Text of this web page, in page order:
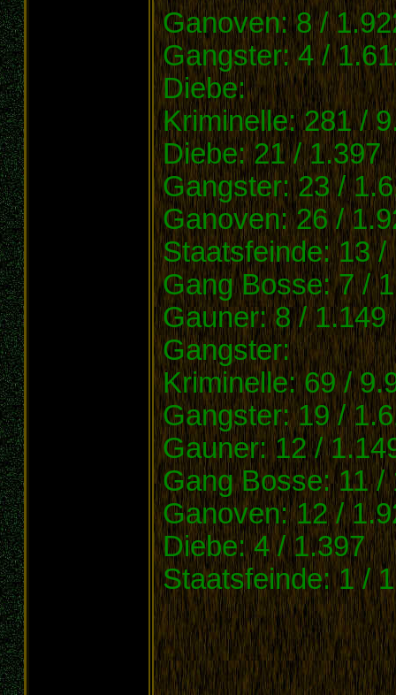
Ganoven: 8 /
Gangster: 4 /
Diebe:
Kriminelle: 281 /
Diebe: 21 / 1.397
Gangster: 23 /
Ganoven: 26 /
Staatsfeinde: 13 /
Gang Bosse: 7 /
Gauner: 8 / 1.149
Gangster:
Kriminelle: 69 /
Gangster: 19 /
Gauner: 12 /
Gang Bosse: 11 /
Ganoven: 12 /
Diebe: 4 / 1.397
Staatsfeinde: 1 /